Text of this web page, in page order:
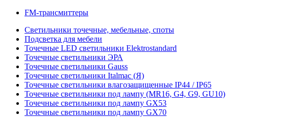
FM-трансмиттеры
Светильники точечные, мебельные, споты
Подсветка для мебели
Точечные LED светильники Elektrostandard
Точечные светильники ЭРА
Точечные светильники Gauss
Точечные светильники Italmac (Я)
Точечные светильники влагозащищенные IP44 / IP65
Точечные светильники под лампу (MR16, G4, G9, GU10)
Точечные светильники под лампу GX53
Точечные светильники под лампу GX70